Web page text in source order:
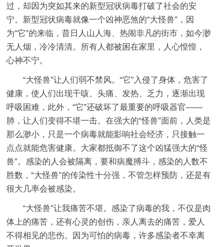
过，却因为突如其来的新型冠状病毒打破了社会的安
宁。新型冠状病毒就像一个凶神恶煞的“大怪兽”，因
为“它”的来临，昔日人山人海、热闹非凡的街市，如今渺
无人烟，冷冷清清。所有人都被困在家里，人心惶惶，
心神不宁。
“大怪兽”让人们弱不禁风。“它”入侵了身体，危害了
健康，使人们出现干咳、头痛、发热、乏力，逐渐出现
呼吸困难，此外，“它”还破坏了最重要的呼吸器官——
肺，让人们变得不堪一击。在强大的“怪兽”面前，人类是
那么渺小，只是一个病毒就能影响社会经济，只接触一
点点就能危害健康。大家都抵御不了这个凶猛强大的“怪
兽”。感染的人会被隔离，要和病魔搏斗，感染的人数不
胜数，“大怪兽”的传染性十分强，不管怎样预防，还是有
很大几率会被感染。
“大怪兽”让我痛苦不堪。感染了病毒的我，不仅是肉
体上的痛苦，还有心灵的创伤，亲人离去的痛苦，爱人
不得相见的悲伤。因为可怕的病毒，许多感染者不幸离